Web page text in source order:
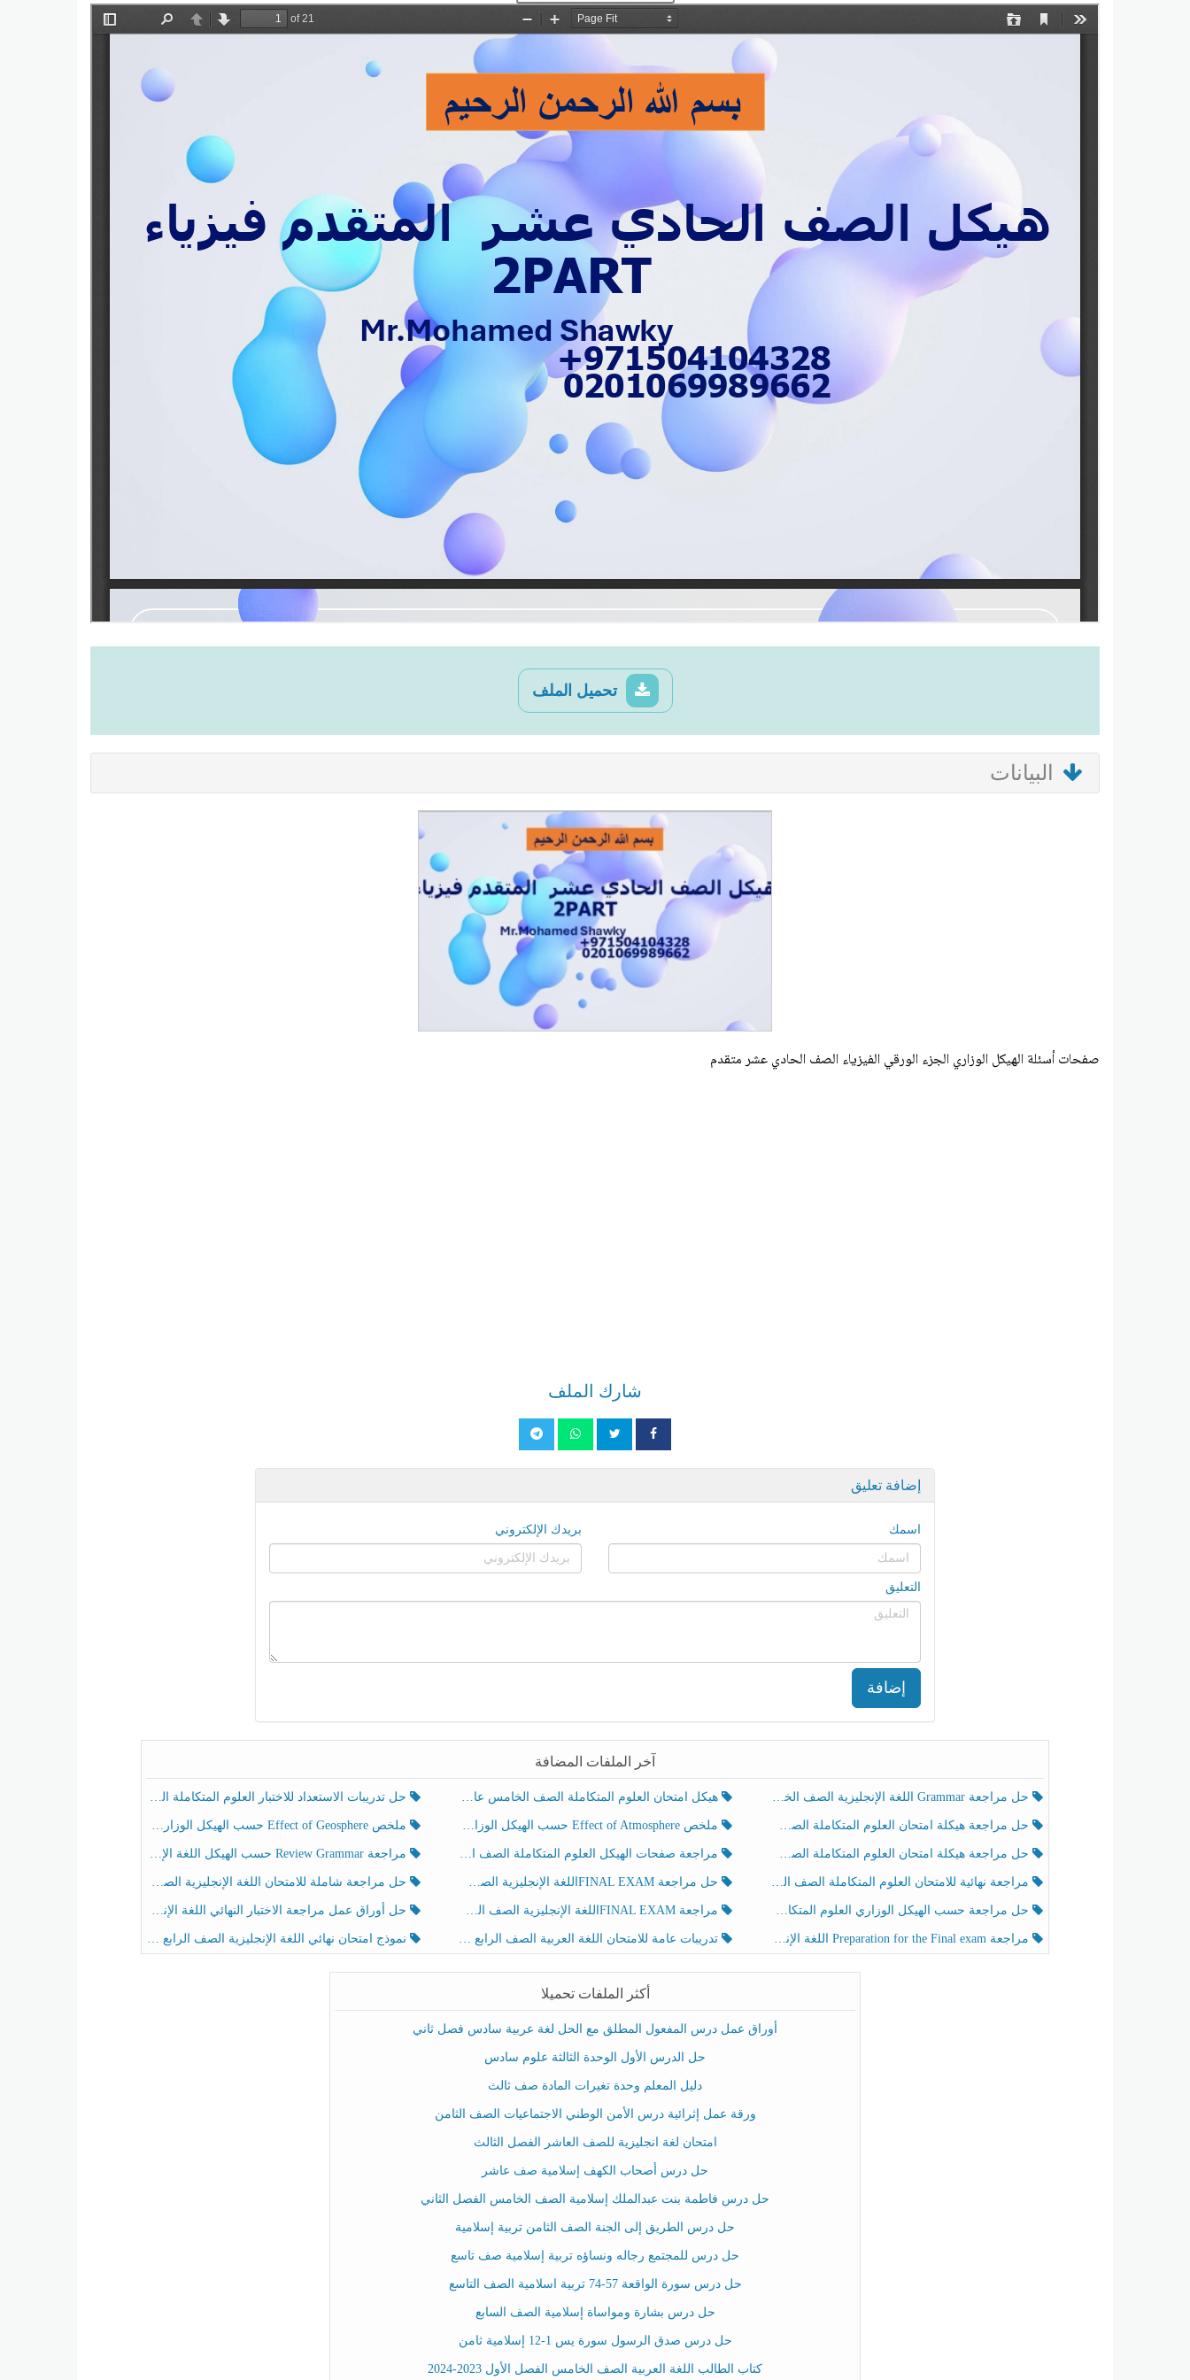
تحميل الملف
البيانات
صفحات أسئلة الهيكل الوزاري الجزء الورقي الفيزياء الصف الحادي عشر متقدم
شارك الملف
إضافة تعليق
اسمك بريدك الإلكتروني
التعليق
إضافة
آخر الملفات المضافة
حل مراجعة Grammar اللغة الإنجليزية الصف الخامس الفصل الثالث هيكل امتحان العلوم المتكاملة الصف الخامس عام الفصل الدراسي الثالث 2025-2026 حل تدريبات الاستعداد للاختبار العلوم المتكاملة الصف الخامس عام الفصل الثالث
حل مراجعة هيكلة امتحان العلوم المتكاملة الصف الخامس انسبير الفصل الثالث ملخص Effect of Atmosphere حسب الهيكل الوزاري العلوم المتكاملة الصف الخامس انسبير الفصل الثالث ملخص Effect of Geosphere حسب الهيكل الوزاري العلوم المتكاملة الصف الخامس انسبير الفصل الثالث
حل مراجعة هيكلة امتحان العلوم المتكاملة الصف الخامس عام الفصل الثالث مراجعة صفحات الهيكل العلوم المتكاملة الصف الخامس انسبير الفصل الثالث مراجعة Review Grammar حسب الهيكل اللغة الإنجليزية الصف الخامس الفصل الثالث
مراجعة نهائية للامتحان العلوم المتكاملة الصف الخامس انسبير الفصل الثالث حل مراجعة FINAL EXAMاللغة الإنجليزية الصف الخامس الفصل الثالث حل مراجعة شاملة للامتحان اللغة الإنجليزية الصف الخامس الفصل الثالث
حل مراجعة حسب الهيكل الوزاري العلوم المتكاملة الصف الخامس عام الفصل الثالث مراجعة FINAL EXAMاللغة الإنجليزية الصف الخامس الفصل الثالث حل أوراق عمل مراجعة الاختبار النهائي اللغة الإنجليزية الصف الرابع الفصل الثالث
مراجعة Preparation for the Final exam اللغة الإنجليزية الصف الرابع الفصل الثالث تدريبات عامة للامتحان اللغة العربية الصف الرابع الفصل الثالث نموذج امتحان نهائي اللغة الإنجليزية الصف الرابع الفصل الثالث
أكثر الملفات تحميلا
أوراق عمل درس المفعول المطلق مع الحل لغة عربية سادس فصل ثاني
حل الدرس الأول الوحدة الثالثة علوم سادس
دليل المعلم وحدة تغيرات المادة صف ثالث
ورقة عمل إثرائية درس الأمن الوطني الاجتماعيات الصف الثامن
امتحان لغة انجليزية للصف العاشر الفصل الثالث
حل درس أصحاب الكهف إسلامية صف عاشر
حل درس فاطمة بنت عبدالملك إسلامية الصف الخامس الفصل الثاني
حل درس الطريق إلى الجنة الصف الثامن تربية إسلامية
حل درس للمجتمع رجاله ونساؤه تربية إسلامية صف تاسع
حل درس سورة الواقعة 57-74 تربية اسلامية الصف التاسع
حل درس بشارة ومواساة إسلامية الصف السابع
حل درس صدق الرسول سورة يس 1-12 إسلامية ثامن
كتاب الطالب اللغة العربية الصف الخامس الفصل الأول 2023-2024